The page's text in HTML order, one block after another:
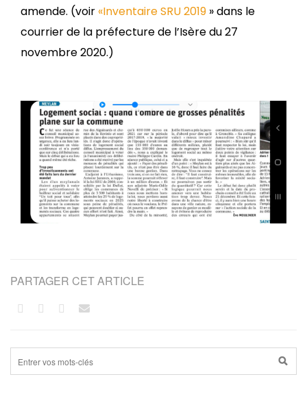
amende. (voir «Inventaire SRU 2019 » dans le
courrier de la préfecture de l’Isère du 27
novembre 2020.)
PARTAGER CET ARTICLE